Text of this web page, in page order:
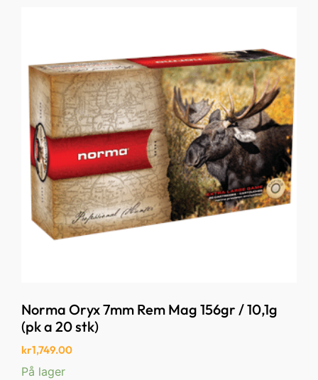
Norma Oryx 7mm Rem Mag 156gr / 10,1g
(pk a 20 stk)
kr1,749.00
På lager